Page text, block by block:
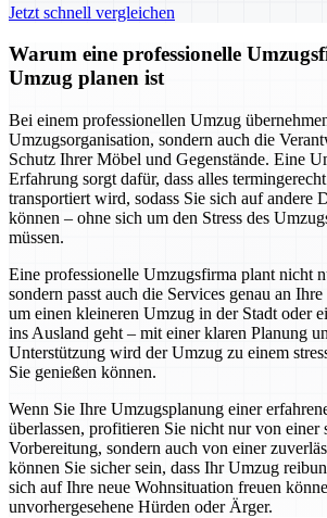
Jetzt schnell vergleichen
Warum eine professionelle
Umzug planen ist
Bei einem professionellen Umzug
Umzugsorganisation, sondern auch die
Schutz Ihrer Möbel und Gegenstände. Eine
Erfahrung sorgt dafür, dass alles
transportiert wird, sodass Sie sich auf andere
können – ohne sich um den Stress des
müssen.
Eine professionelle Umzugsfirma plant nicht
sondern passt auch die Services genau an
um einen kleineren Umzug in der Stadt oder
ins Ausland geht – mit einer klaren Planung
Unterstützung wird der Umzug zu einem
Sie genießen können.
Wenn Sie Ihre Umzugsplanung einer
überlassen, profitieren Sie nicht nur von einer
Vorbereitung, sondern auch von einer
können Sie sicher sein, dass Ihr Umzug
sich auf Ihre neue Wohnsituation freuen
unvorhergesehene Hürden oder Ärger.